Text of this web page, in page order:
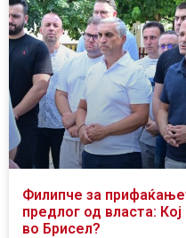
Филипче за
предлог од власта:
во Брисел?